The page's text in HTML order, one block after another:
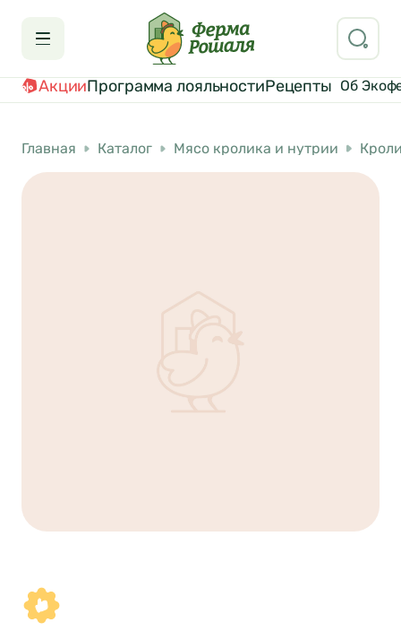
АкцииПрограмма лояльностиРецепты Об
Главная Каталог Мясо кролика и нутрии